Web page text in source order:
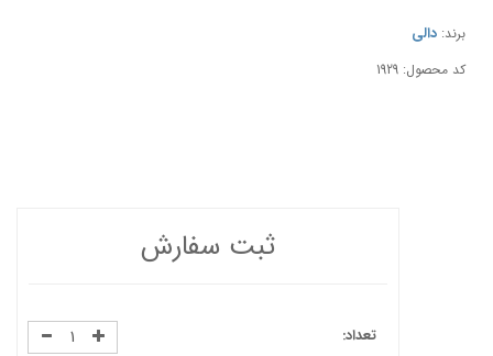
برند: دالی
کد محصول: 1929
ثبت سفارش
تعداد: